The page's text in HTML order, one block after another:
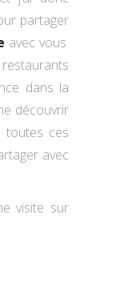
partager
avec vous.
dans la
découvrir
toutes ces
avec
visite sur